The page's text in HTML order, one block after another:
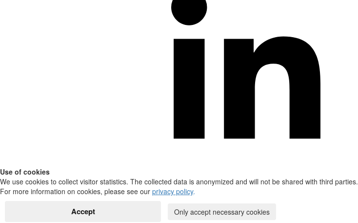
Use of cookies
We use cookies to collect visitor statistics. The collected data is anonymized and will not be shared with third parties.
For more information on cookies, please see our privacy policy.
Accept Only accept necessary cookies